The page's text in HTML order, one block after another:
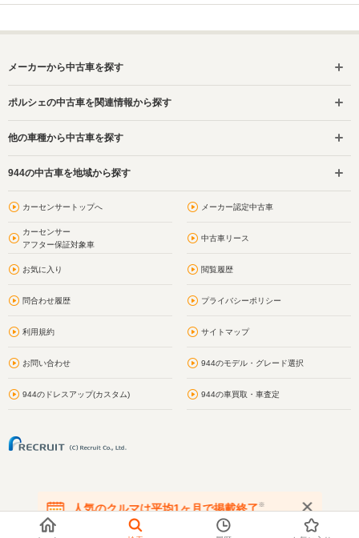
メーカーから中古車を探す
ポルシェの中古車を関連情報から探す
他の車種から中古車を探す
944の中古車を地域から探す
カーセンサートップへ メーカー認定中古車
カーセンサー
アフター保証対象車
中古車リース
お気に入り 閲覧履歴
問合わせ履歴 プライバシーポリシー
利用規約 サイトマップ
お問い合わせ 944のモデル・グレード選択
944のドレスアップ(カスタム) 944の車買取・車査定
人気のクルマは平均1ヶ月で掲載終了※
在庫が無くなる前にお問い合わせください